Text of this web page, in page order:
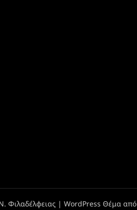
Φιλαδέλφειας | WordPress Θέμα από